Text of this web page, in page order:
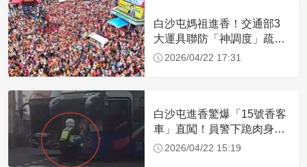
白沙屯媽祖進香！交通部3
大運具聯防「神調度」疏運
32.1萬創新高
2026/04/22 17:31
白沙屯進香驚爆「15號香客
車」直闖！員警下跪肉身擋
車：讓行人先過
2026/04/22 15:19